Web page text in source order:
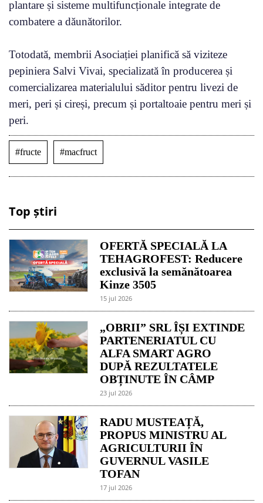
plantare și sisteme multifuncționale integrate de
combatere a dăunătorilor.
Totodată, membrii Asociației planifică să viziteze
pepiniera Salvi Vivai, specializată în producerea și
comercializarea materialului săditor pentru livezi de
meri, peri și cireși, precum și portaltoaie pentru meri și
peri.
#fructe #macfruct
Top știri
OFERTĂ SPECIALĂ LA
TEHAGROFEST: Reducere
exclusivă la semănătoarea
Kinze 3505
15 jul 2026
„OBRII” SRL ÎȘI EXTINDE
PARTENERIATUL CU
ALFA SMART AGRO
DUPĂ REZULTATELE
OBȚINUTE ÎN CÂMP
23 jul 2026
RADU MUSTEAȚĂ,
PROPUS MINISTRU AL
AGRICULTURII ÎN
GUVERNUL VASILE
TOFAN
17 jul 2026